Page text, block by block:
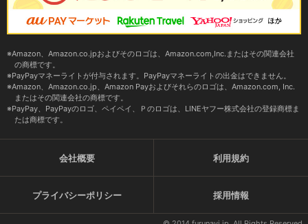
Amazon、Amazon.co.jpおよびそのロゴは、Amazon.com,Inc.またはその関連会社
の商標です。
PayPayマネーライトが付与されます。PayPayマネーライトの出金はできません。
Amazon、Amazon.co.jp、Amazon Payおよびそれらのロゴは、Amazon.com, Inc.
またはその関連会社の商標です。
PayPay、PayPayのロゴ、ペイペイ、Ｐのロゴは、LINEヤフー株式会社の登録商標ま
たは商標です。
会社概要 利用規約
プライバシーポリシー 採用情報